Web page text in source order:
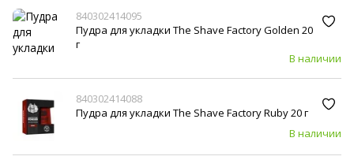
840302414095
Пудра для укладки The Shave Factory Golden 20
г
В наличии
840302414088
Пудра для укладки The Shave Factory Ruby 20 г
В наличии